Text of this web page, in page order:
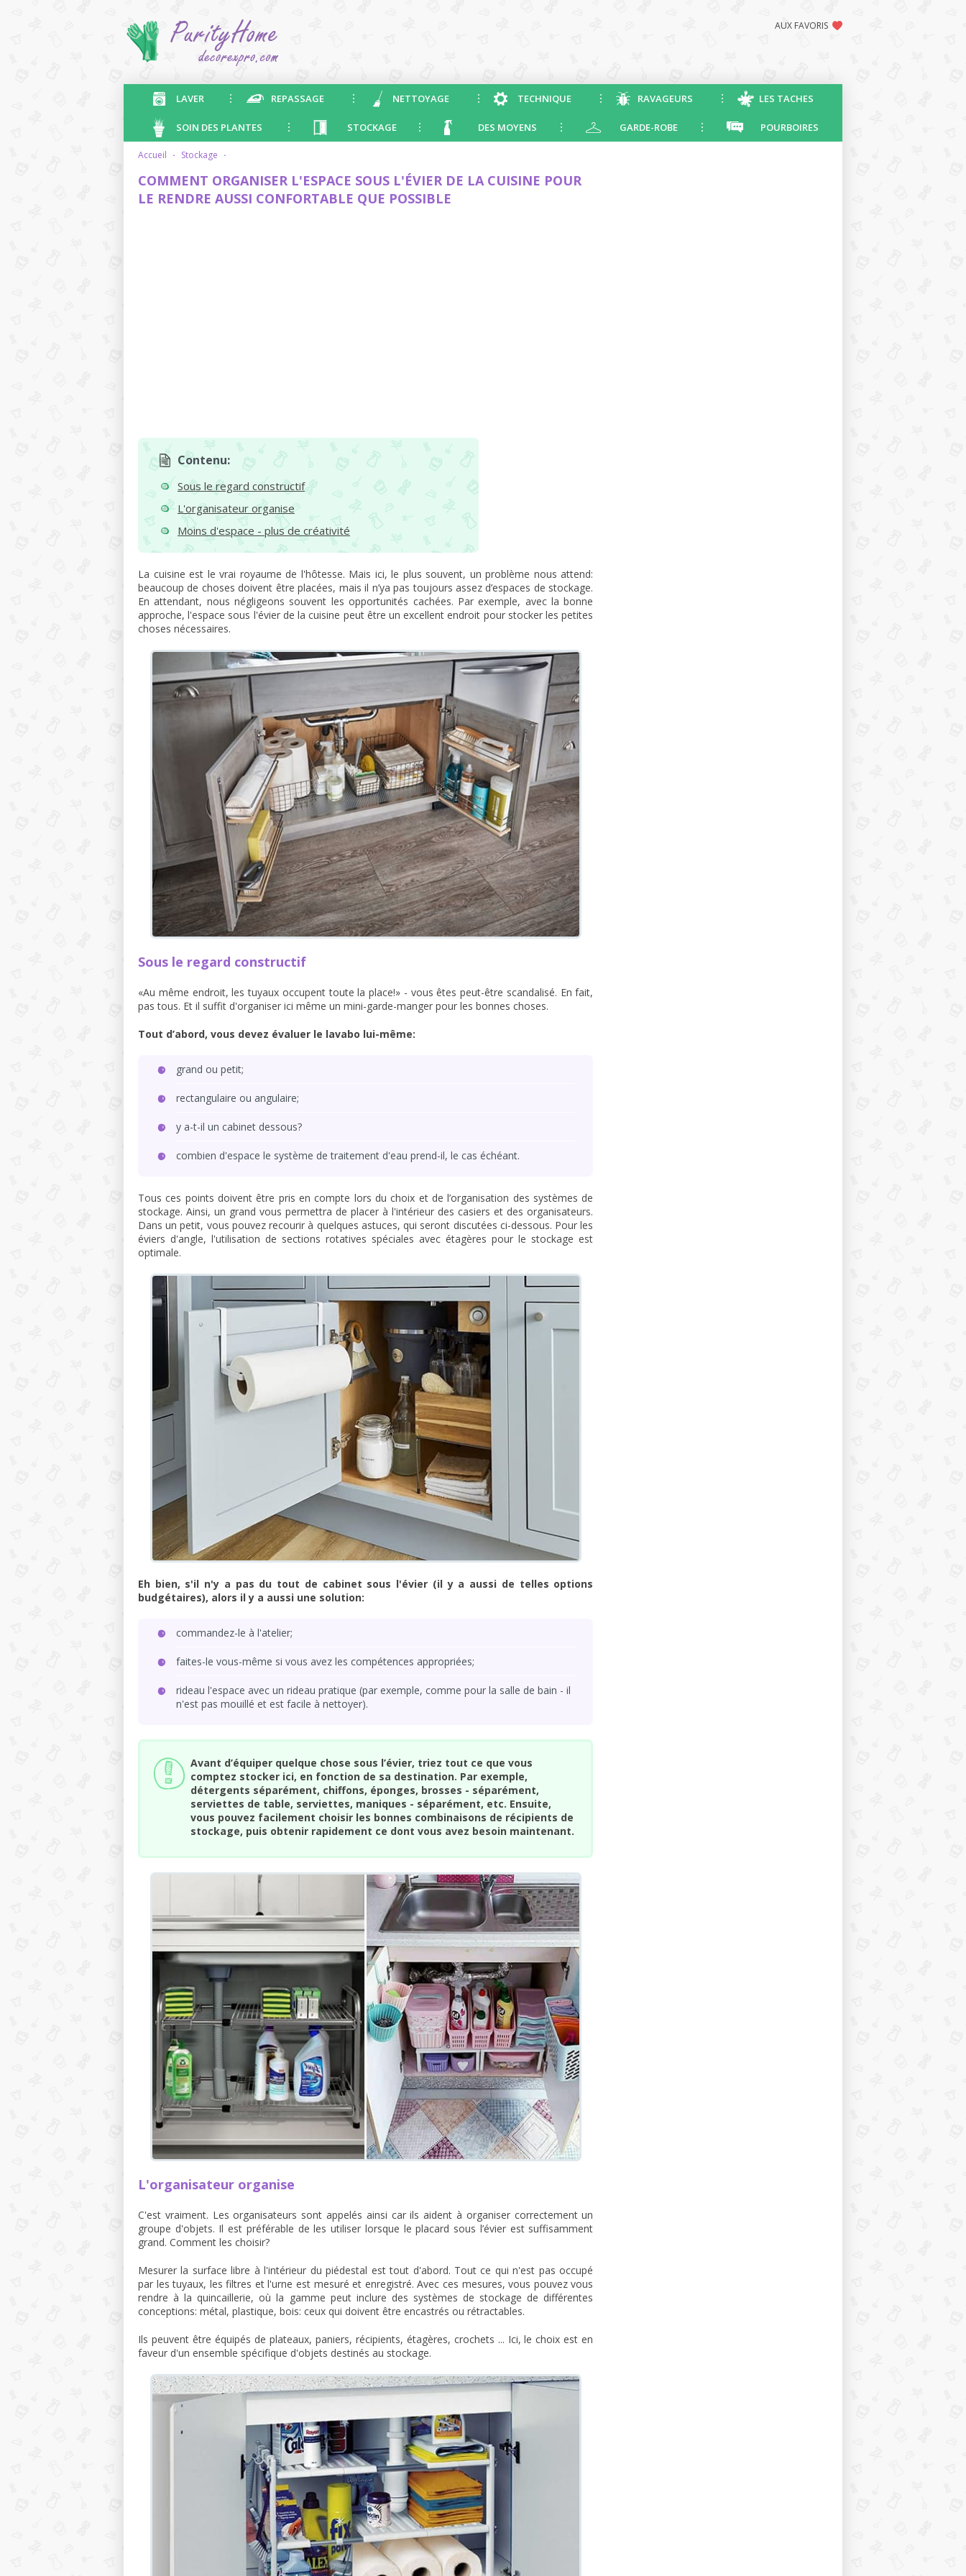
AUX FAVORIS
LAVER REPASSAGE NETTOYAGE TECHNIQUE RAVAGEURS LES TACHES
SOIN DES PLANTES STOCKAGE DES MOYENS GARDE-ROBE POURBOIRES
accueil · stockage ·
COMMENT ORGANISER L'ESPACE SOUS L'ÉVIER DE LA CUISINE POUR
LE RENDRE AUSSI CONFORTABLE QUE POSSIBLE
Contenu:
Sous le regard constructif
L'organisateur organise
Moins d'espace - plus de créativité
La cuisine est le vrai royaume de l'hôtesse. Mais ici, le plus souvent, un problème nous attend:
beaucoup de choses doivent être placées, mais il n’ya pas toujours assez d’espaces de stockage.
En attendant, nous négligeons souvent les opportunités cachées. Par exemple, avec la bonne
approche, l'espace sous l'évier de la cuisine peut être un excellent endroit pour stocker les petites
choses nécessaires.
Sous le regard constructif
«Au même endroit, les tuyaux occupent toute la place!» - vous êtes peut-être scandalisé. En fait,
pas tous. Et il suffit d'organiser ici même un mini-garde-manger pour les bonnes choses.
Tout d’abord, vous devez évaluer le lavabo lui-même:
grand ou petit;
rectangulaire ou angulaire;
y a-t-il un cabinet dessous?
combien d'espace le système de traitement d'eau prend-il, le cas échéant.
Tous ces points doivent être pris en compte lors du choix et de l’organisation des systèmes de
stockage. Ainsi, un grand vous permettra de placer à l'intérieur des casiers et des organisateurs.
Dans un petit, vous pouvez recourir à quelques astuces, qui seront discutées ci-dessous. Pour les
éviers d'angle, l'utilisation de sections rotatives spéciales avec étagères pour le stockage est
optimale.
Eh bien, s'il n'y a pas du tout de cabinet sous l'évier (il y a aussi de telles options
budgétaires), alors il y a aussi une solution:
commandez-le à l'atelier;
faites-le vous-même si vous avez les compétences appropriées;
rideau l'espace avec un rideau pratique (par exemple, comme pour la salle de bain - il
n'est pas mouillé et est facile à nettoyer).
Avant d’équiper quelque chose sous l’évier, triez tout ce que vous
comptez stocker ici, en fonction de sa destination. Par exemple,
détergents séparément, chiffons, éponges, brosses - séparément,
serviettes de table, serviettes, maniques - séparément, etc. Ensuite,
vous pouvez facilement choisir les bonnes combinaisons de récipients de
stockage, puis obtenir rapidement ce dont vous avez besoin maintenant.
L'organisateur organise
C'est vraiment. Les organisateurs sont appelés ainsi car ils aident à organiser correctement un
groupe d'objets. Il est préférable de les utiliser lorsque le placard sous l’évier est suffisamment
grand. Comment les choisir?
Mesurer la surface libre à l'intérieur du piédestal est tout d'abord. Tout ce qui n'est pas occupé
par les tuyaux, les filtres et l'urne est mesuré et enregistré. Avec ces mesures, vous pouvez vous
rendre à la quincaillerie, où la gamme peut inclure des systèmes de stockage de différentes
conceptions: métal, plastique, bois: ceux qui doivent être encastrés ou rétractables.
Ils peuvent être équipés de plateaux, paniers, récipients, étagères, crochets ... Ici, le choix est en
faveur d'un ensemble spécifique d'objets destinés au stockage.